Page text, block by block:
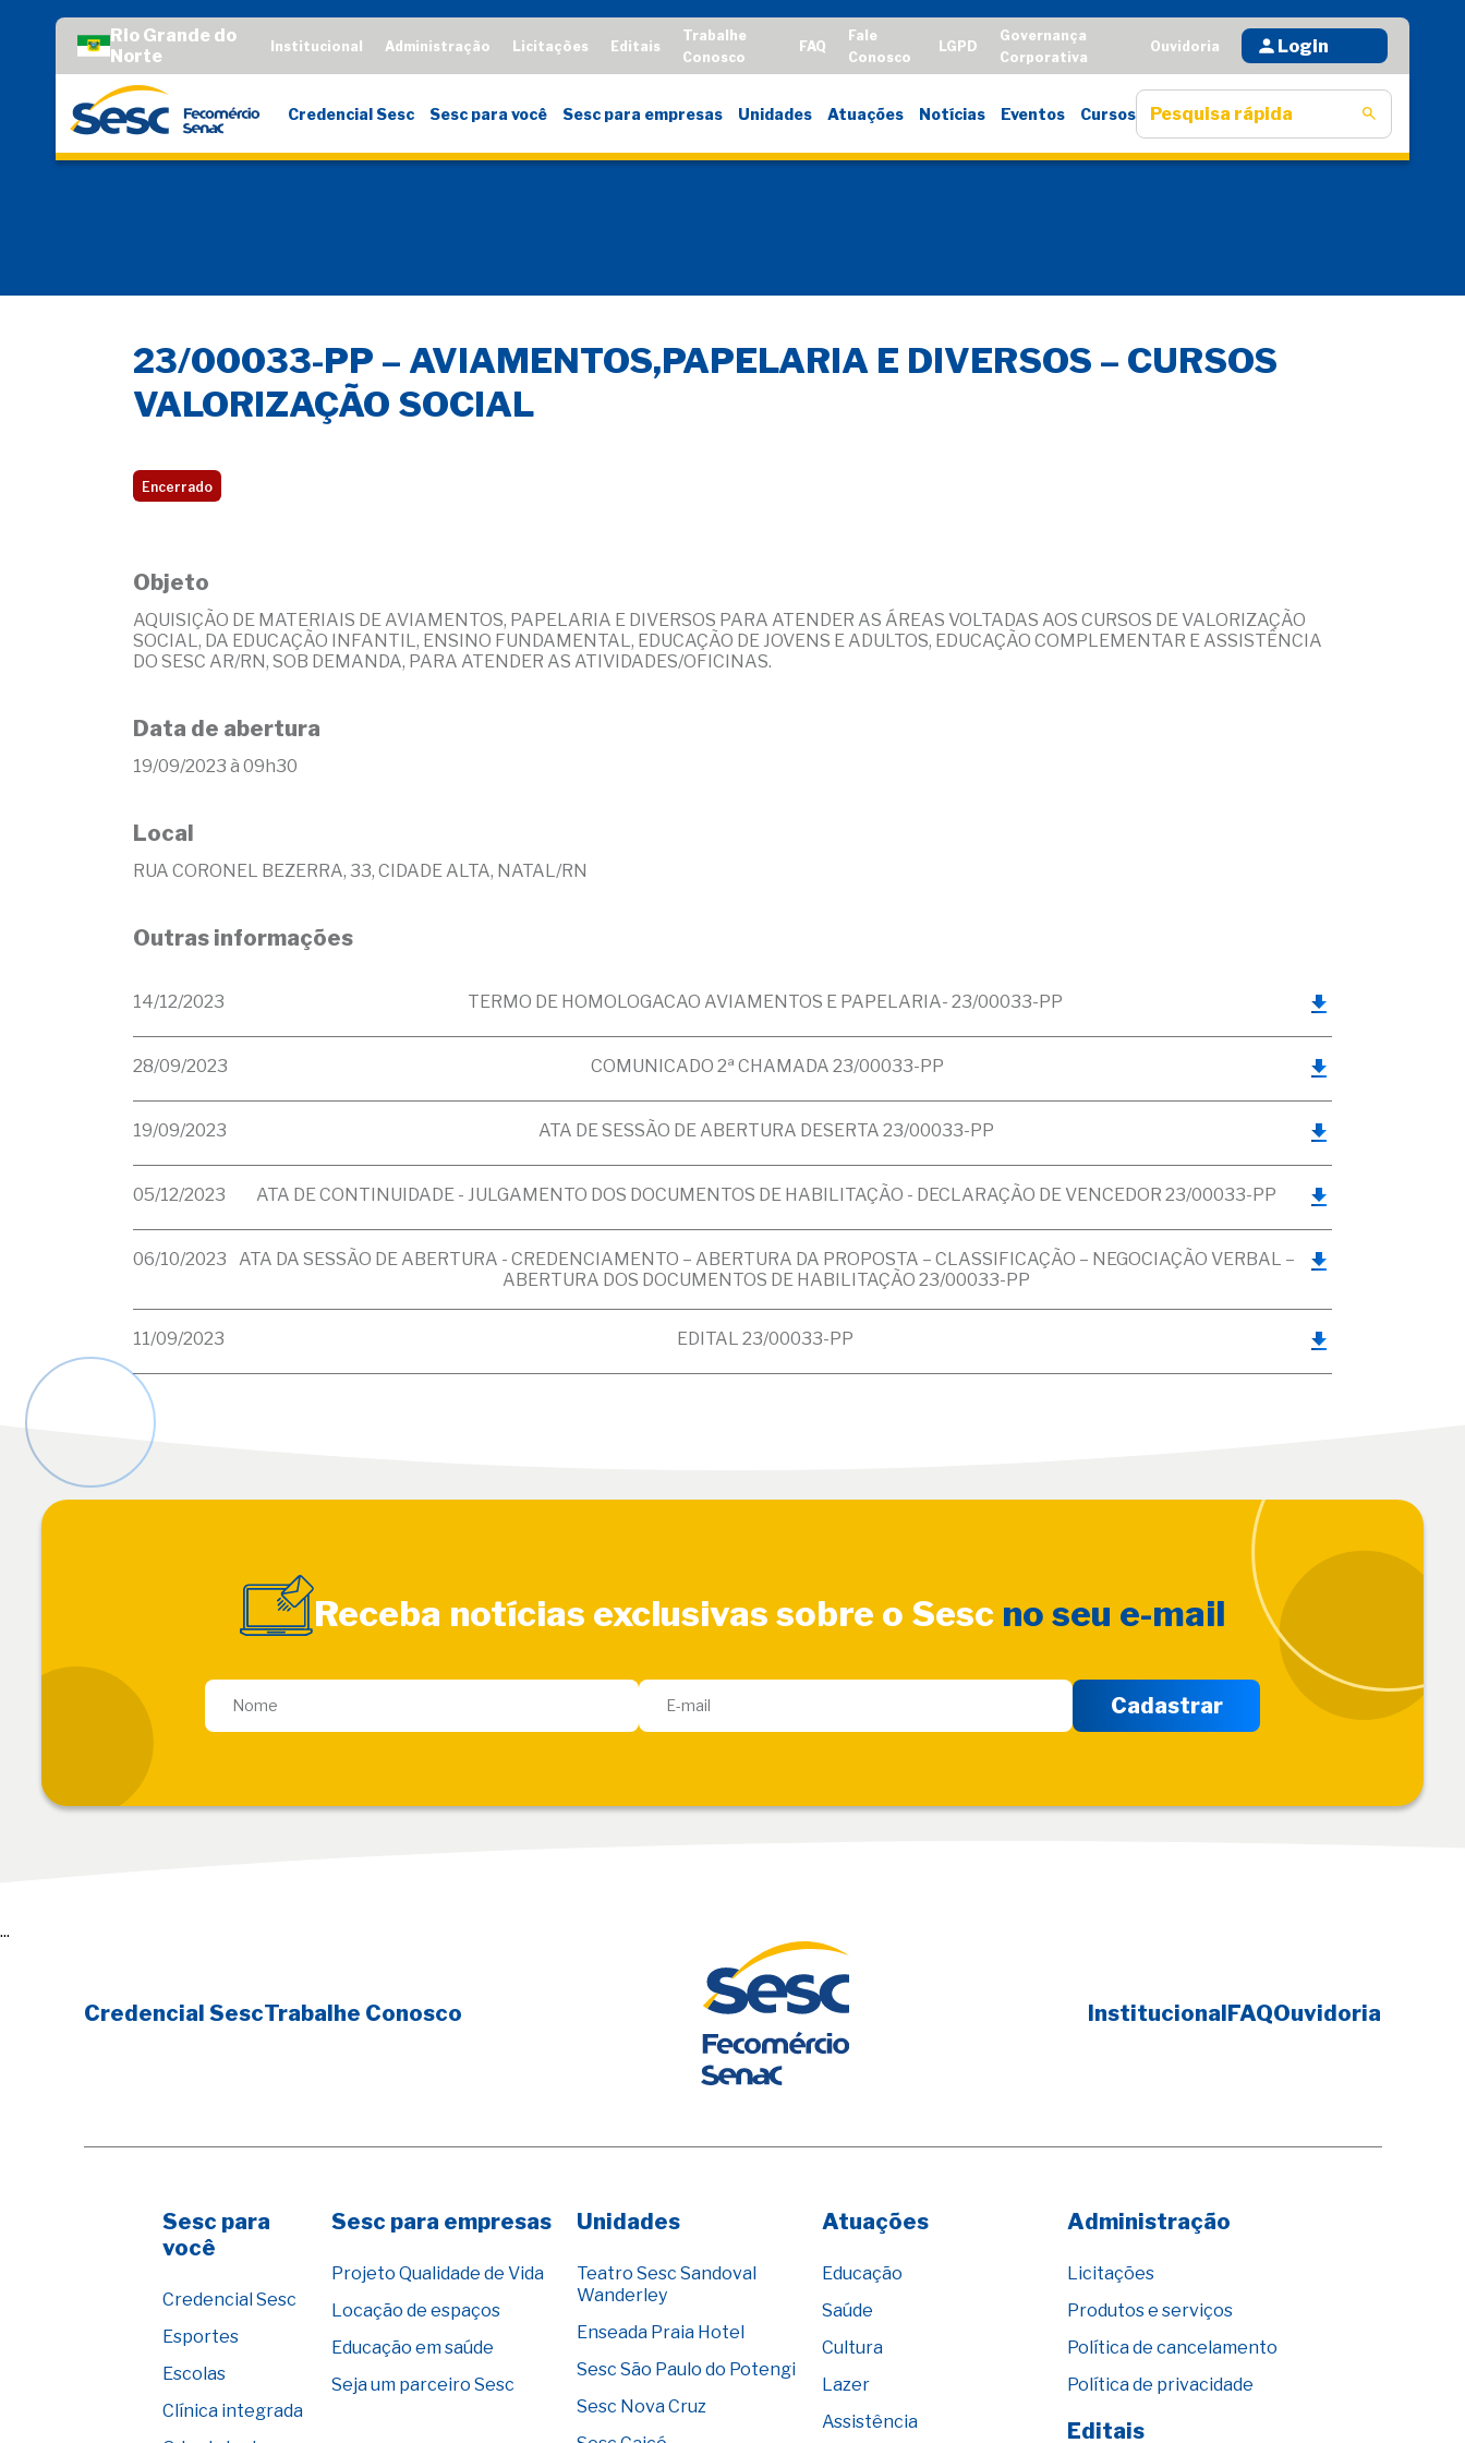
Rio Grande do
Norte
Institucional Administração Licitações Editais
Trabalhe
Conosco
FAQ
Fale
Conosco
LGPD
Governança
Corporativa
Ouvidoria Login
Credencial Sesc Sesc para você Sesc para empresas Unidades Atuações Notícias Eventos Cursos
23/00033-PP – AVIAMENTOS,PAPELARIA E DIVERSOS – CURSOS
VALORIZAÇÃO SOCIAL
Encerrado
Objeto
AQUISIÇÃO DE MATERIAIS DE AVIAMENTOS, PAPELARIA E DIVERSOS PARA ATENDER AS ÁREAS VOLTADAS AOS CURSOS DE VALORIZAÇÃO
SOCIAL, DA EDUCAÇÃO INFANTIL, ENSINO FUNDAMENTAL, EDUCAÇÃO DE JOVENS E ADULTOS, EDUCAÇÃO COMPLEMENTAR E ASSISTÊNCIA
DO SESC AR/RN, SOB DEMANDA, PARA ATENDER AS ATIVIDADES/OFICINAS.
Data de abertura
19/09/2023 à 09h30
Local
RUA CORONEL BEZERRA, 33, CIDADE ALTA, NATAL/RN
Outras informações
14/12/2023 TERMO DE HOMOLOGACAO AVIAMENTOS E PAPELARIA- 23/00033-PP
28/09/2023 COMUNICADO 2ª CHAMADA 23/00033-PP
19/09/2023 ATA DE SESSÃO DE ABERTURA DESERTA 23/00033-PP
05/12/2023 ATA DE CONTINUIDADE - JULGAMENTO DOS DOCUMENTOS DE HABILITAÇÃO - DECLARAÇÃO DE VENCEDOR 23/00033-PP
06/10/2023
ATA DA SESSÃO DE ABERTURA - CREDENCIAMENTO – ABERTURA DA PROPOSTA – CLASSIFICAÇÃO – NEGOCIAÇÃO VERBAL –
ABERTURA DOS DOCUMENTOS DE HABILITAÇÃO 23/00033-PP
11/09/2023 EDITAL 23/00033-PP
Receba notícias exclusivas sobre o Sesc no seu e-mail
...
Credencial SescTrabalhe Conosco InstitucionalFAQOuvidoria
Sesc para
você
Credencial Sesc
Esportes
Escolas
Clínica integrada
Sesc para empresas
Projeto Qualidade de Vida
Locação de espaços
Educação em saúde
Seja um parceiro Sesc
Unidades
Teatro Sesc Sandoval
Wanderley
Enseada Praia Hotel
Sesc São Paulo do Potengi
Sesc Nova Cruz
Atuações
Educação
Saúde
Cultura
Lazer
Assistência
Administração
Licitações
Produtos e serviços
Política de cancelamento
Política de privacidade
Editais